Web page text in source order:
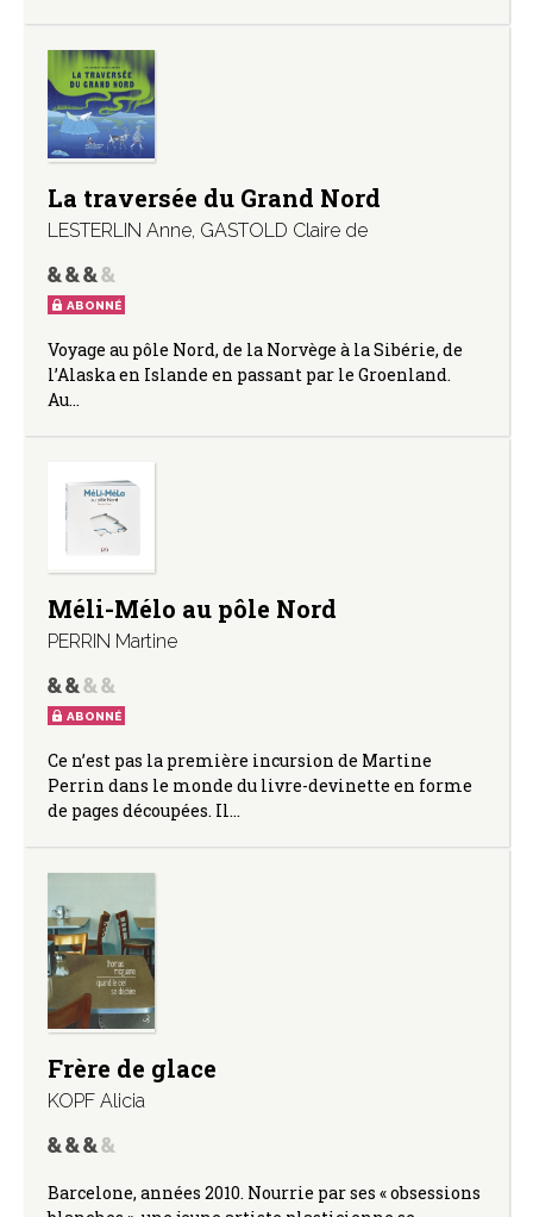
La traversée du Grand Nord
LESTERLIN Anne, GASTOLD Claire de
ABONNÉ
Voyage au pôle Nord, de la Norvège à la Sibérie, de
l’Alaska en Islande en passant par le Groenland.
Au…
Méli-Mélo au pôle Nord
PERRIN Martine
ABONNÉ
Ce n’est pas la première incursion de Martine
Perrin dans le monde du livre-devinette en forme
de pages découpées. Il…
Frère de glace
KOPF Alicia
Barcelone, années 2010. Nourrie par ses « obsessions